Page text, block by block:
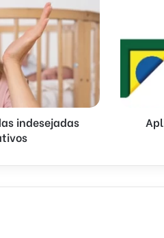
indesejadas